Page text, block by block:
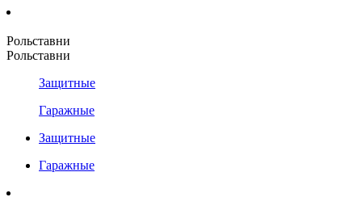
Рольставни
Рольставни
Защитные
Гаражные
Защитные
Гаражные